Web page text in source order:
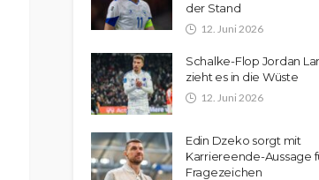
der Stand
12. Juni 2026
Schalke-Flop Jordan
zieht es in die Wüste
12. Juni 2026
Edin Dzeko sorgt mit
Karriereende-Aussage
Fragezeichen